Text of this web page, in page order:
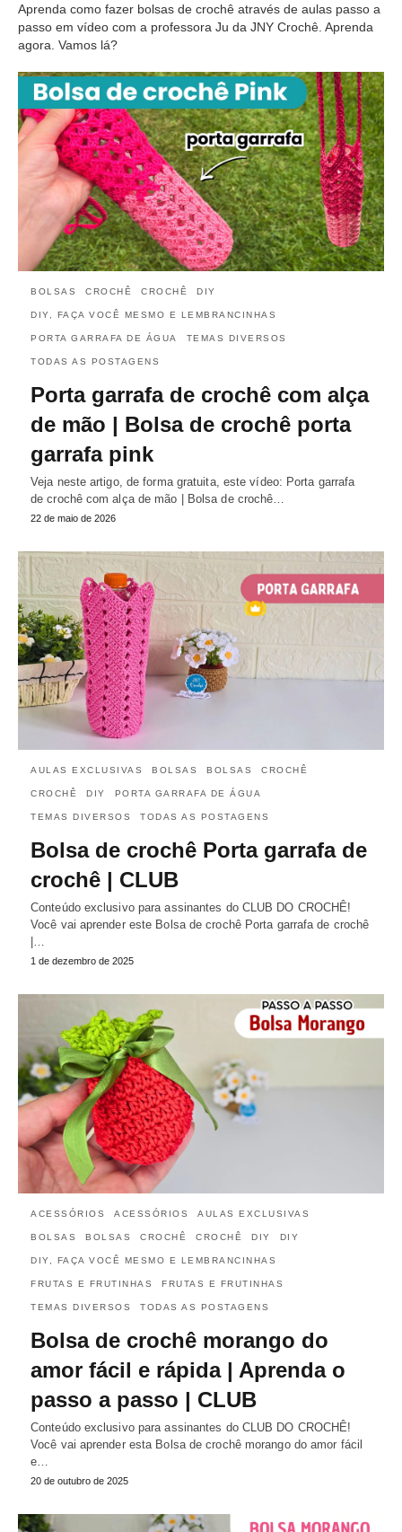
Aprenda como fazer bolsas de crochê através de aulas passo a
passo em vídeo com a professora Ju da JNY Crochê. Aprenda
agora. Vamos lá?
BOLSAS CROCHÊ CROCHÊ DIY
DIY, FAÇA VOCÊ MESMO E LEMBRANCINHAS
PORTA GARRAFA DE ÁGUA TEMAS DIVERSOS
TODAS AS POSTAGENS
Porta garrafa de crochê com alça
de mão | Bolsa de crochê porta
garrafa pink
Veja neste artigo, de forma gratuita, este vídeo: Porta garrafa
de crochê com alça de mão | Bolsa de crochê…
22 de maio de 2026
AULAS EXCLUSIVAS BOLSAS BOLSAS CROCHÊ
CROCHÊ DIY PORTA GARRAFA DE ÁGUA
TEMAS DIVERSOS TODAS AS POSTAGENS
Bolsa de crochê Porta garrafa de
crochê | CLUB
Conteúdo exclusivo para assinantes do CLUB DO CROCHÊ!
Você vai aprender este Bolsa de crochê Porta garrafa de crochê
|…
1 de dezembro de 2025
ACESSÓRIOS ACESSÓRIOS AULAS EXCLUSIVAS
BOLSAS BOLSAS CROCHÊ CROCHÊ DIY DIY
DIY, FAÇA VOCÊ MESMO E LEMBRANCINHAS
FRUTAS E FRUTINHAS FRUTAS E FRUTINHAS
TEMAS DIVERSOS TODAS AS POSTAGENS
Bolsa de crochê morango do
amor fácil e rápida | Aprenda o
passo a passo | CLUB
Conteúdo exclusivo para assinantes do CLUB DO CROCHÊ!
Você vai aprender esta Bolsa de crochê morango do amor fácil
e…
20 de outubro de 2025